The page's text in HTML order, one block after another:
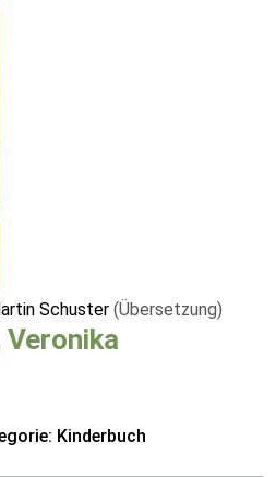
Schuster (Übersetzung)
Kinderbuch